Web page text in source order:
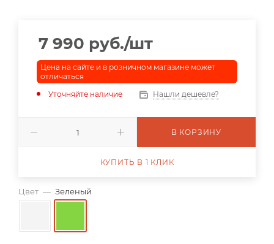
Цвет — Зеленый
7 990 руб./шт
Цена на сайте и в розничном магазине может
отличаться
Уточняйте наличие
Нашли дешевле?
В КОРЗИНУ
КУПИТЬ В 1 КЛИК